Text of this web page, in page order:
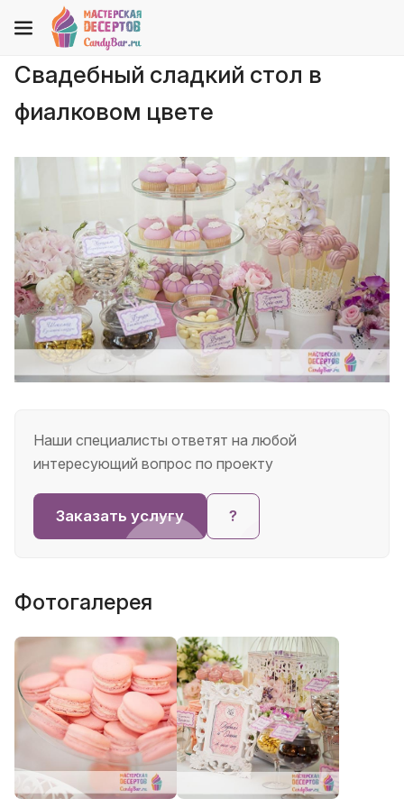
Свадебный сладкий стол в
фиалковом цвете
Наши специалисты ответят на любой
интересующий вопрос по проекту
Заказать услугу ?
Фотогалерея